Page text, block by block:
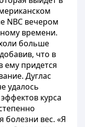
NBC вечером
времени.
больше
что в
ему придется
Дуглас
удалось
курса
болезни вес. «Я